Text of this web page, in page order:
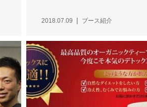
2018.07.09 ブース紹介